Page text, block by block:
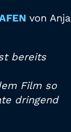
von Anja
bereits
Film so
dringend